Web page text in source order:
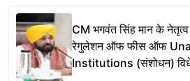
CM भगवंत सिंह मान के नेतृत्व
रेगुलेशन ऑफ फीस ऑफ
Institutions (संशोधन)